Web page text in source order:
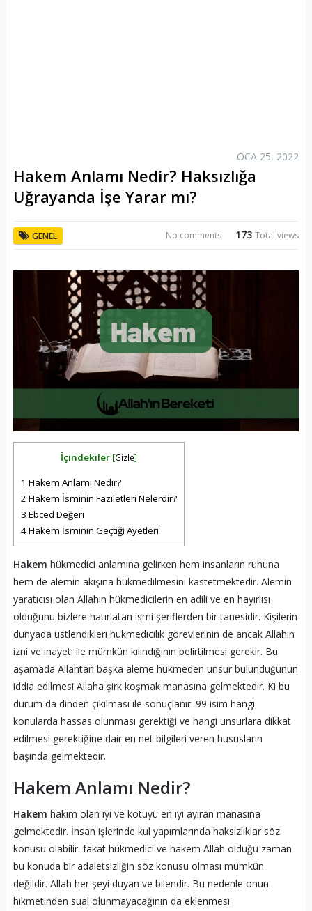
OCA 25, 2022
Hakem Anlamı Nedir? Haksızlığa
Uğrayanda İşe Yarar mı?
GENEL 173Total views
No comments
İçindekiler [Gizle]
1 Hakem Anlamı Nedir?
2 Hakem İsminin Faziletleri Nelerdir?
3 Ebced Değeri
4Hakem İsminin Geçtiği Ayetleri
Hakem hükmedici anlamına gelirken hem insanların ruhuna
hem de alemin akışına hükmedilmesini kastetmektedir. Alemin
yaratıcısı olan Allahın hükmedicilerin en adili ve en hayırlısı
olduğunu bizlere hatırlatan ismi şeriflerden bir tanesidir. Kişilerin
dünyada üstlendikleri hükmedicilik görevlerinin de ancak Allahın
izni ve inayeti ile mümkün kılındığının belirtilmesi gerekir. Bu
aşamada Allahtan başka aleme hükmeden unsur bulunduğunun
iddia edilmesi Allaha şirk koşmak manasına gelmektedir. Ki bu
durum da dinden çıkılması ile sonuçlanır. 99 isim hangi
konularda hassas olunması gerektiği ve hangi unsurlara dikkat
edilmesi gerektiğine dair en net bilgileri veren hususların
başında gelmektedir.
Hakem Anlamı Nedir?
Hakem hakim olan iyi ve kötüyü en iyi ayıran manasına
gelmektedir. İnsan işlerinde kul yapımlarında haksızlıklar söz
konusu olabilir. fakat hükmedici ve hakem Allah olduğu zaman
bu konuda bir adaletsizliğin söz konusu olması mümkün
değildir. Allah her şeyi duyan ve bilendir. Bu nedenle onun
hikmetinden sual olunmayacağının da eklenmesi